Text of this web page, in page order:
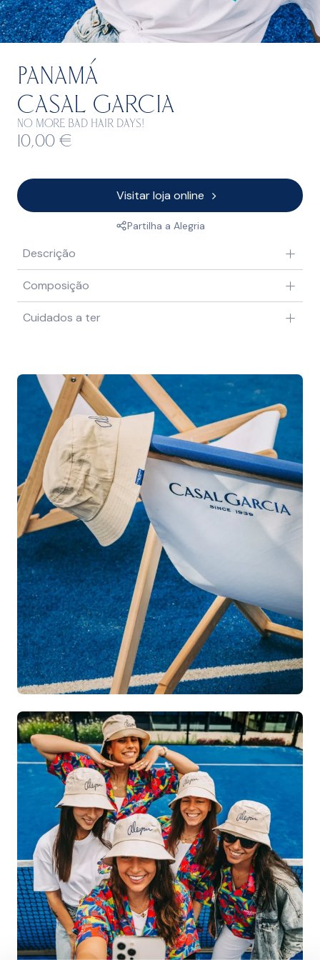
Panamá
Casal Garcia
No more bad hair days!
10,00€
Descrição
Composição
Cuidados a ter
Visitar loja online
Partilha a Alegria